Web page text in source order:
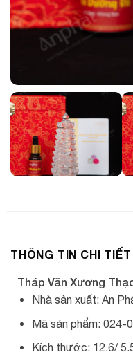
THÔNG TIN CHI TIẾT
Tháp Văn Xương
Nhà sản xuất: An
Mã sản phẩm: 024-
Kích thước: 12.6/